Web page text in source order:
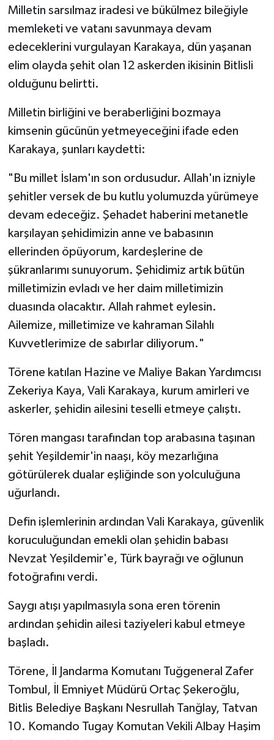
Milletin sarsılmaz iradesi ve bükülmez bileğiyle
memleketi ve vatanı savunmaya devam
edeceklerini vurgulayan Karakaya, dün yaşanan
elim olayda şehit olan 12 askerden ikisinin Bitlisli
olduğunu belirtti.
Milletin birliğini ve beraberliğini bozmaya
kimsenin gücünün yetmeyeceğini ifade eden
Karakaya, şunları kaydetti:
"Bu millet İslam'ın son ordusudur. Allah'ın izniyle
şehitler versek de bu kutlu yolumuzda yürümeye
devam edeceğiz. Şehadet haberini metanetle
karşılayan şehidimizin anne ve babasının
ellerinden öpüyorum, kardeşlerine de
şükranlarımı sunuyorum. Şehidimiz artık bütün
milletimizin evladı ve her daim milletimizin
duasında olacaktır. Allah rahmet eylesin.
Ailemize, milletimize ve kahraman Silahlı
Kuvvetlerimize de sabırlar diliyorum."
Törene katılan Hazine ve Maliye Bakan Yardımcısı
Zekeriya Kaya, Vali Karakaya, kurum amirleri ve
askerler, şehidin ailesini teselli etmeye çalıştı.
Tören mangası tarafından top arabasına taşınan
şehit Yeşildemir'in naaşı, köy mezarlığına
götürülerek dualar eşliğinde son yolculuğuna
uğurlandı.
Defin işlemlerinin ardından Vali Karakaya, güvenlik
koruculuğundan emekli olan şehidin babası
Nevzat Yeşildemir'e, Türk bayrağı ve oğlunun
fotoğrafını verdi.
Saygı atışı yapılmasıyla sona eren törenin
ardından şehidin ailesi taziyeleri kabul etmeye
başladı.
Törene, İl Jandarma Komutanı Tuğgeneral Zafer
Tombul, İl Emniyet Müdürü Ortaç Şekeroğlu,
Bitlis Belediye Başkanı Nesrullah Tanğlay, Tatvan
10. Komando Tugay Komutan Vekili Albay Haşim